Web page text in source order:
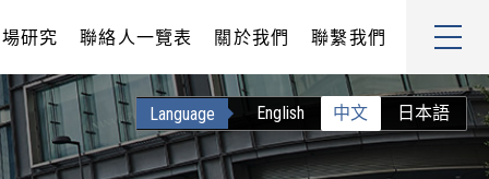
研究 聯絡人一覽表 關於我們 聯繫我們
Language English 中文 日本語